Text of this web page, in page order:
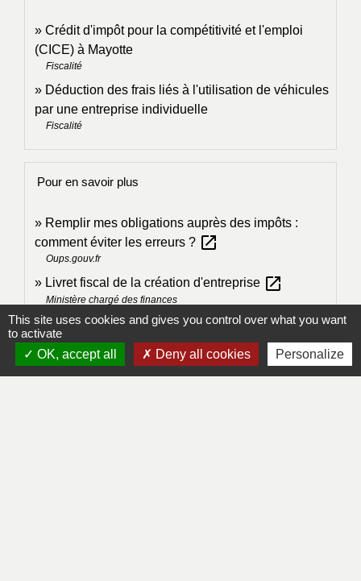
Crédit d'impôt pour la compétitivité et l'emploi
(CICE) à Mayotte
Fiscalité
Déduction des frais liés à l'utilisation de véhicules
par une entreprise individuelle
Fiscalité
Pour en savoir plus
Remplir mes obligations auprès des impôts :
comment éviter les erreurs ? open_in_new
Oups.gouv.fr
Livret fiscal de la création d'entreprise open_in_new
Ministère chargé des finances
Obligations fiscales lors de l'année de création
d'une entreprise
open_in_new
Ministère chargé des finances
This site uses cookies and gives you control over what you want
to activate
OK, accept all
Deny all cookies Personalize